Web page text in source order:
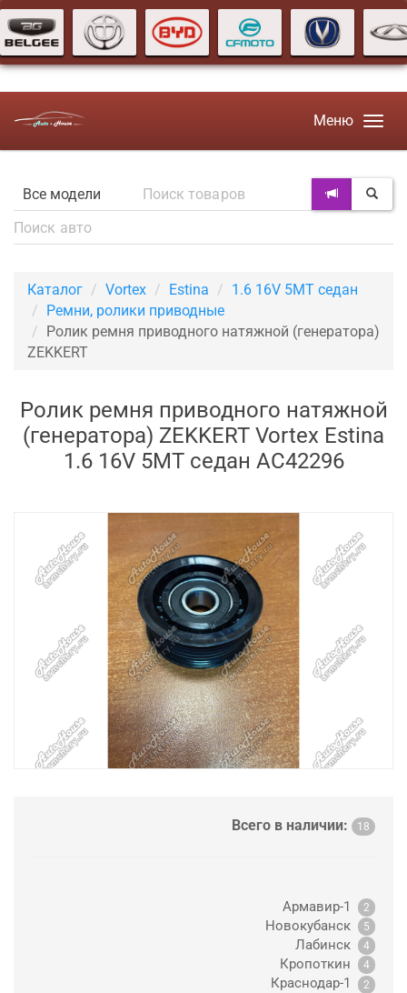
Меню
Каталог Vortex Estina
1.6 16V 5MT седан
Ремни, ролики приводные
Ролик ремня приводного натяжной (генератора)
ZEKKERT
Ролик ремня приводного натяжной
(генератора) ZEKKERT Vortex Estina
1.6 16V 5MT седан AC42296
Всего в наличии: 18
Армавир-1 2
Новокубанск 5
Лабинск 4
Кропоткин 4
Краснодар-1 2